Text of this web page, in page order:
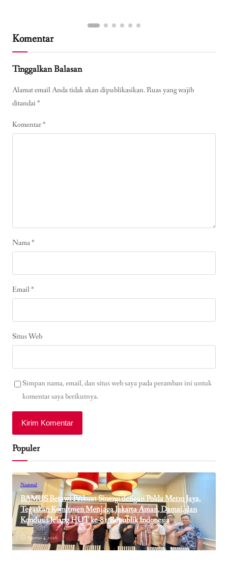
Komentar
Tinggalkan Balasan
Alamat email Anda tidak akan dipublikasikan.Ruas yang wajib
ditandai*
Komentar*
Nama*
Email*
Situs Web
Simpan nama, email, dan situs web saya pada peramban ini untuk
komentar saya berikutnya.
Populer
Nasional
BAMUS Betawi Perkuat Sinergi dengan Polda Metro Jaya,
Tegaskan Komitmen Menjaga Jakarta Aman, Damai, dan
Kondusif Jelang HUT ke-81 Republik Indonesia
Agustus 4, 2026